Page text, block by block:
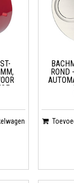
ROND